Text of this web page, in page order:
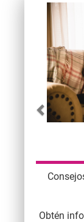
A carousel
Obtén